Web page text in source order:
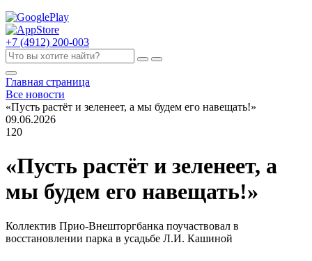
+7 (4912) 200-003
Главная страница
Все новости
«Пусть растёт и зеленеет, а мы будем его навещать!»
09.06.2026
120
«Пусть растёт и зеленеет, а
мы будем его навещать!»
Коллектив Прио-Внешторгбанка поучаствовал в
восстановлении парка в усадьбе Л.И. Кашиной